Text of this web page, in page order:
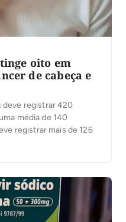
oito em
de cabeça e
deve registrar 420
média de 140
registrar mais de 126